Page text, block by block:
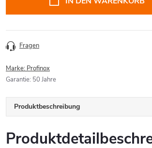
Fragen
Marke: Profinox
Garantie: 50 Jahre
Produktbeschreibung